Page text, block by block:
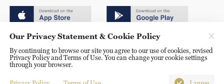
© China Radio International.CRI. All Rights Reserved. 16A
Shijingshan Road, Beijing, China. 100040
Our Privacy Statement & Cookie Policy
By continuing to browse our site you agree to our use of cookies, revised
Privacy Policy and Terms of Use. You can change your cookie settings
through your browser.